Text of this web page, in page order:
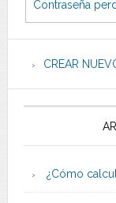
Contraseña
CREAR
¿Cómo